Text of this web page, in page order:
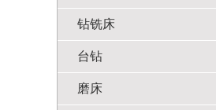
钻铣床
台钻
磨床